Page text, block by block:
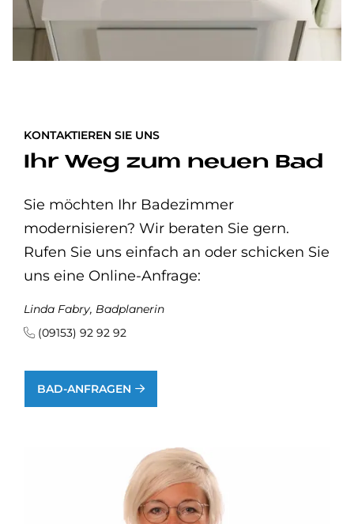
KONTAKTIEREN SIE UNS
Ihr Weg zum neuen Bad
Sie möchten Ihr Badezimmer
modernisieren? Wir beraten Sie gern.
Rufen Sie uns einfach an oder schicken Sie
uns eine Online-Anfrage:
Linda Fabry, Badplanerin
(09153) 92 92 92
BAD-ANFRAGEN